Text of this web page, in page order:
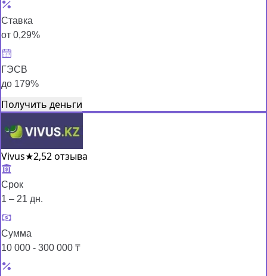
Ставка
от 0,29%
ГЭСВ
до 179%
Получить деньги
Vivus★2,52 отзыва
Срок
1 – 21 дн.
Сумма
10 000 - 300 000 ₸